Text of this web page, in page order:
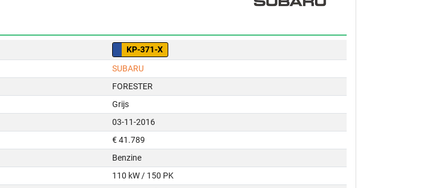
KP-371-X
SUBARU
FORESTER
Grijs
03-11-2016
€ 41.789
Benzine
110 kW / 150 PK